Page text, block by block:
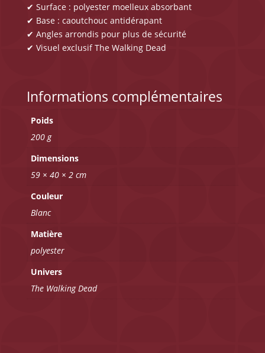
✔ Surface : polyester moelleux absorbant
✔ Base : caoutchouc antidérapant
✔ Angles arrondis pour plus de sécurité
✔ Visuel exclusif The Walking Dead
Informations complémentaires
Poids
200 g
Dimensions
59 × 40 × 2 cm
Couleur
Blanc
Matière
polyester
Univers
The Walking Dead